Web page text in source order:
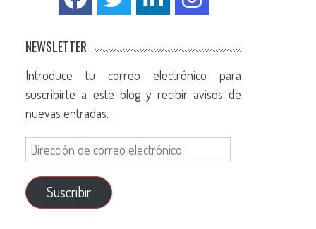
NEWSLETTER
Introduce tu correo electrónico para
suscribirte a este blog y recibir avisos de
nuevas entradas.
Suscribir